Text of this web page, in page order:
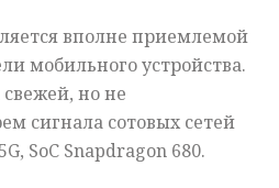
вполне приемлемой
мобильного устройства.
но не
сигнала сотовых сетей
SoC Snapdragon 680.